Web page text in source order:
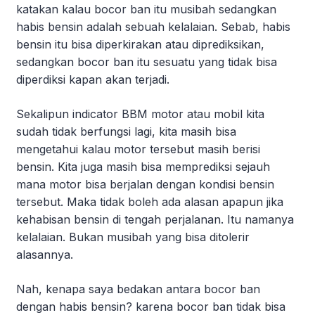
katakan kalau bocor ban itu musibah sedangkan
habis bensin adalah sebuah kelalaian. Sebab, habis
bensin itu bisa diperkirakan atau diprediksikan,
sedangkan bocor ban itu sesuatu yang tidak bisa
diperdiksi kapan akan terjadi.
Sekalipun indicator BBM motor atau mobil kita
sudah tidak berfungsi lagi, kita masih bisa
mengetahui kalau motor tersebut masih berisi
bensin. Kita juga masih bisa memprediksi sejauh
mana motor bisa berjalan dengan kondisi bensin
tersebut. Maka tidak boleh ada alasan apapun jika
kehabisan bensin di tengah perjalanan. Itu namanya
kelalaian. Bukan musibah yang bisa ditolerir
alasannya.
Nah, kenapa saya bedakan antara bocor ban
dengan habis bensin? karena bocor ban tidak bisa